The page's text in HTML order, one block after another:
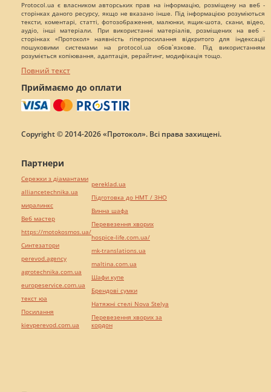
Protocol.ua є власником авторських прав на інформацію, розміщену на веб -
сторінках даного ресурсу, якщо не вказано інше. Під інформацією розуміються
тексти, коментарі, статті, фотозображення, малюнки, ящик-шота, скани, відео,
аудіо, інші матеріали. При використанні матеріалів, розміщених на веб -
сторінках «Протокол» наявність гіперпосилання відкритого для індексації
пошуковими системами на protocol.ua обов`язкове. Під використанням
розуміється копіювання, адаптація, рерайтинг, модифікація тощо.
Повний текст
Приймаємо до оплати
Copyright © 2014-2026 «Протокол». Всі права захищені.
Партнери
Сережки з діамантами
alliancetechnika.ua
миралинкс
Веб мастер
https://motokosmos.ua/
Синтезатори
perevod.agency
agrotechnika.com.ua
europeservice.com.ua
текст юа
Посилання
kievperevod.com.ua
pereklad.ua
Підготовка до НМТ / ЗНО
Винна шафа
Перевезення хворих
hospice-life.com.ua/
mk-translations.ua
maltina.com.ua
Шафи купе
Брендові сумки
Натяжні стелі Nova Stelya
Перевезення хворих за
кордон